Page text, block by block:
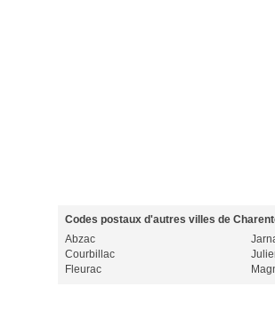
Codes postaux d'autres villes de
Abzac
Courbillac
Fleurac